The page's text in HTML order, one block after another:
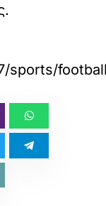
sports/